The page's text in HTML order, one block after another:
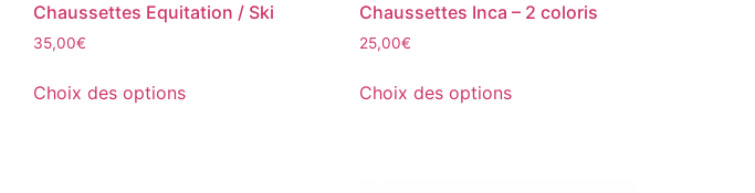
Chaussettes Equitation / Ski
35,00€
Choix des options
Chaussettes Inca – 2 coloris
25,00€
Choix des options